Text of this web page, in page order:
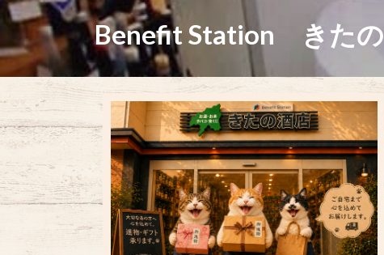
Benefit Station きたの